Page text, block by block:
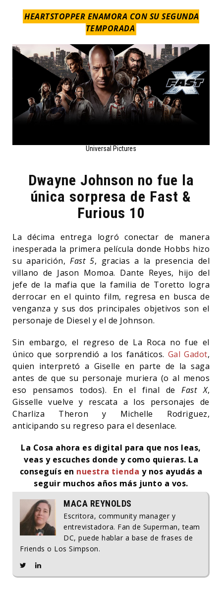
HEARTSTOPPER ENAMORA CON SU SEGUNDA
TEMPORADA
Universal Pictures
Dwayne Johnson no fue la
única sorpresa de Fast &
Furious 10
La décima entrega logró conectar de manera
inesperada la primera película donde Hobbs hizo
su aparición,Fast 5, gracias a la presencia del
villano de Jason Momoa. Dante Reyes, hijo del
jefe de la mafia que la familia de Toretto logra
derrocar en el quinto film, regresa en busca de
venganza y sus dos principales objetivos son el
personaje de Diesel y el de Johnson.
Sin embargo, el regreso de La Roca no fue el
único que sorprendió a los fanáticos. Gal Gadot,
quien interpretó a Giselle en parte de la saga
antes de que su personaje muriera (o al menos
eso pensamos todos). En el final deFast X,
Gisselle vuelve y rescata a los personajes de
Charliza Theron y Michelle Rodriguez,
anticipando su regreso para el desenlace.
La Cosa ahora es digital para que nos leas,
veas y escuches donde y como quieras. La
conseguís en nuestra tienda y nos ayudás a
seguir muchos años más junto a vos.
MACA REYNOLDS
Escritora, community manager y
entrevistadora. Fan de Superman, team
DC, puede hablar a base de frases de
Friends o Los Simpson.